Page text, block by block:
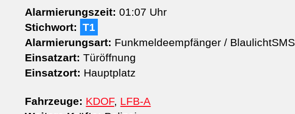
Alarmierungszeit: 01:07 Uhr
Stichwort: T1
Alarmierungsart: Funkmeldeempfänger / BlaulichtSMS
Einsatzart: Türöffnung
Einsatzort: Hauptplatz
Fahrzeuge: KDOF, LFB-A